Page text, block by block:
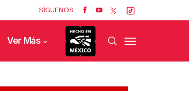
SÍGUENOS
Ver Más